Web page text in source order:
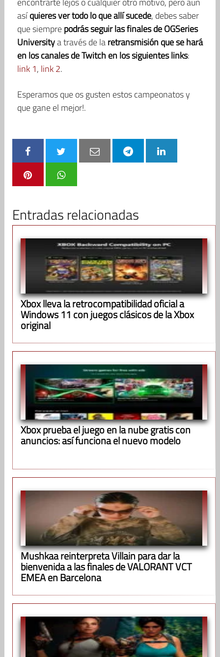
asíquieres ver todo lo que allí sucede, debes saber
que siemprepodrás seguir las finales de OGSeries
Universitya través de laretransmisión que se hará
en los canales de Twitch en los siguientes links:
link 1, link 2.
Esperamos que os gusten estos campeonatos y
que gane el mejor!.
Entradas relacionadas
Xbox lleva la retrocompatibilidad oficial a
Windows 11 con juegos clásicos de la Xbox
original
Xbox prueba el juego en la nube gratis con
anuncios: así funciona el nuevo modelo
Mushkaa reinterpreta Villain para dar la
bienvenida a las finales de VALORANT VCT
EMEA en Barcelona